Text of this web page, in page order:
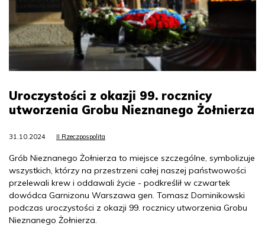
Uroczystości z okazji 99. rocznicy
utworzenia Grobu Nieznanego Żołnierza
31.10.2024 II Rzeczpospolita
Grób Nieznanego Żołnierza to miejsce szczególne, symbolizuje
wszystkich, którzy na przestrzeni całej naszej państwowości
przelewali krew i oddawali życie - podkreślił w czwartek
dowódca Garnizonu Warszawa gen. Tomasz Dominikowski
podczas uroczystości z okazji 99. rocznicy utworzenia Grobu
Nieznanego Żołnierza.